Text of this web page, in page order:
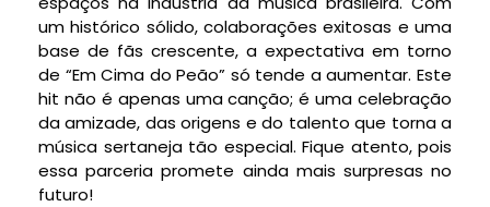
um histórico sólido, colaborações exitosas e uma
base de fãs crescente, a expectativa em torno
de “Em Cima do Peão” só tende a aumentar. Este
hit não é apenas uma canção; é uma celebração
da amizade, das origens e do talento que torna a
música sertaneja tão especial. Fique atento, pois
essa parceria promete ainda mais surpresas no
futuro!